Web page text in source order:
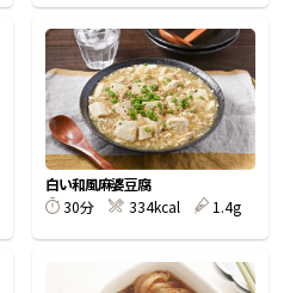
『氷熟®』
白い和風麻婆豆腐
30分
334kcal 1.4g